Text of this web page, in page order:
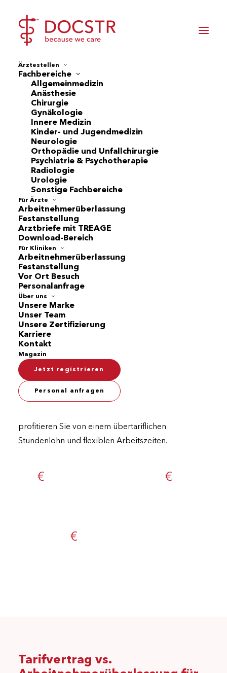
Ärztestellen
Fachbereiche
Allgemeinmedizin
Anästhesie
Chirurgie
Gynäkologie
Innere Medizin
Kinder- und Jugendmedizin
Neurologie
Orthopädie und Unfallchirurgie
Psychiatrie & Psychotherapie
Radiologie
Urologie
Sonstige Fachbereiche
Für Ärzte
Arbeitnehmerüberlassung
Festanstellung
Arztbriefe mit TREAGE
Download-Bereich
Für Kliniken
Arbeitnehmerüberlassung
Festanstellung
Vor Ort Besuch
Personalanfrage
Über uns
Unsere Marke
Unser Team
Unsere Zertifizierung
Karriere
Kontakt
Magazin
Jetzt registrieren
Personal anfragen
Assistenzarzt Gehalt
DAS VERDIENEN
ASSISTENZÄRZTE BEI
DOCSTR
Jetzt registrieren
Offene Ärztestellen
Ihr Gehalt* als Assistenzarzt
bei DOCSTR
Sie sind Assistenzarzt und suchen eine neue
berufliche Herausforderung und möchten bereits
als Assistenzarzt überdurchschnittlich verdienen?
Dann bietet DOCSTR, Ihre professionellen
profitieren Sie von einem übertariflichen
Stundenlohn und flexiblen Arbeitszeiten.
€ €
€
Tarifvertrag vs.